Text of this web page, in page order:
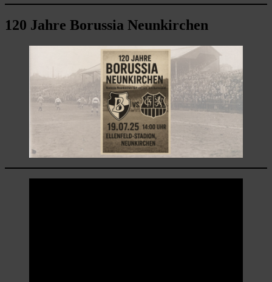
120 Jahre Borussia Neunkirchen